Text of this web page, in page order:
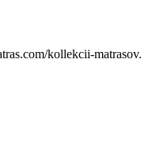
kollekcii-matrasov.